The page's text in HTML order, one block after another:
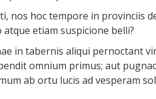
nos hoc tempore in
etiam suspicione belli?
in tabernis aliqui pernoctant
omnium primus; aut
ab ortu lucis ad vesperam